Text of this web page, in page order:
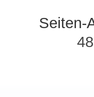
Seiten-